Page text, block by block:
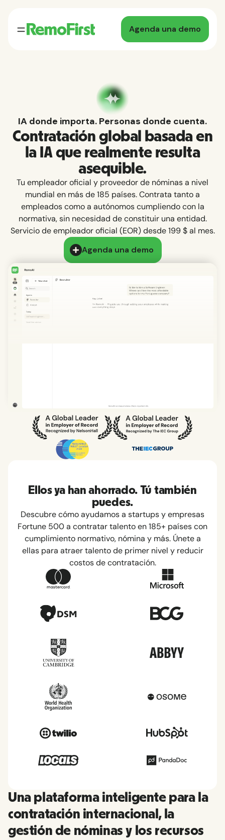
Agenda una demo
IA donde importa. Personas donde cuenta.
Contratación global basada en
la IA que realmente resulta
asequible.
Tu empleador oficial y proveedor de nóminas a nivel
mundial en más de 185 países. Contrata tanto a
empleados como a autónomos cumpliendo con la
normativa, sin necesidad de constituir una entidad.
Servicio de empleador oficial (EOR) desde 199 $ al mes.
Agenda una demo
Ellos ya han ahorrado. Tú también
puedes.
Descubre cómo ayudamos a startups y empresas
Fortune 500 a contratar talento en 185+ países con
cumplimiento normativo, nómina y más. Únete a
ellas para atraer talento de primer nivel y reducir
costos de contratación.
Una plataforma inteligente para la
contratación internacional, la
gestión de nóminas y los recursos